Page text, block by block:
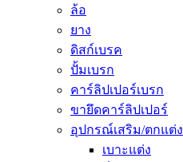
ล้อ
ยาง
ดิสก์เบรค
ปั้มเบรก
คาร์ลิปเปอร์เบรก
ขายึดคาร์ลิปเปอร์
อุปกรณ์เสริม/ตกแต่ง
เบาะแต่ง